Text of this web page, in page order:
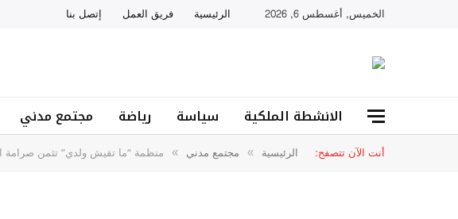
الخميس, أغسطس 6, 2026 الرئيسية فريق العمل إتصل بنا
الانشطة الملكية سياسة رياضة مجتمع مدني
أنت الآن تتصفح: الرئيسية » مجتمع مدني » منظمة “ما تقيش ولدي” تثمن صرامة